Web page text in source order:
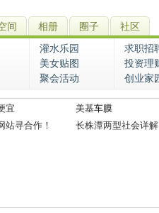
间 相册 圈子 社区
灌水乐园 求职招
美女贴图 投资理
聚会活动 创业家
宜 美基车膜
站寻合作！ 长株潭两型社会详解